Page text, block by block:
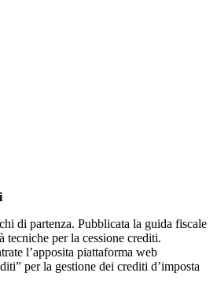
di partenza. Pubblicata la guida fiscale
tecniche per la cessione crediti.
l’apposita piattaforma web
per la gestione dei crediti d’imposta